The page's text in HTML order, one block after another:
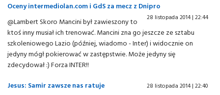
Oceny intermediolan.com i GdS za mecz z Dnipro
28 listopada 2014 | 22:44
@Lambert Skoro Mancini był zawieszony to
ktoś inny musiał ich trenować. Mancini zna go jeszcze ze sztabu
szkoleniowego Lazio (później, wiadomo - Inter) i widocznie on
jedyny mógł pokierować w zastępstwie. Może jedyny się
zdecydował :) Forza INTER!!
Jesus: Samir zawsze nas ratuje
28 listopada 2014 | 22:40